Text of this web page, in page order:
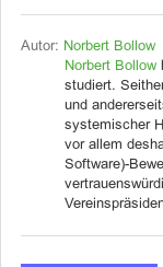
Autor: Norbert Bollow
Norbert Bollow
studiert.
und
systemischer
vor allem
Software)-